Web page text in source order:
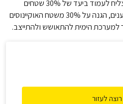
שכשלו הועידות הקודמות, לא נצליח לעמוד ביעד של 30% שטחים
מוגנים עד סוף העשור. על פי מדענים, הגנה על 30% משטח האוקיינוסים
למערכת הימית להתאושש ולהתייצב.
רוצה לעזור